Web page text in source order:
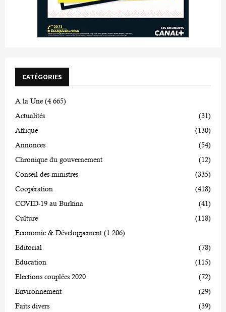
CATÉGORIES
A la Une (4 665)
Actualités
(31)
Afrique
(130)
Annonces
(54)
Chronique du gouvernement
(12)
Conseil des ministres
(335)
Coopération
(418)
COVID-19 au Burkina
(41)
Culture
(118)
Economie & Développement (1 206)
Editorial
(78)
Education
(115)
Elections couplées 2020
(72)
Environnement
(29)
Faits divers
(39)